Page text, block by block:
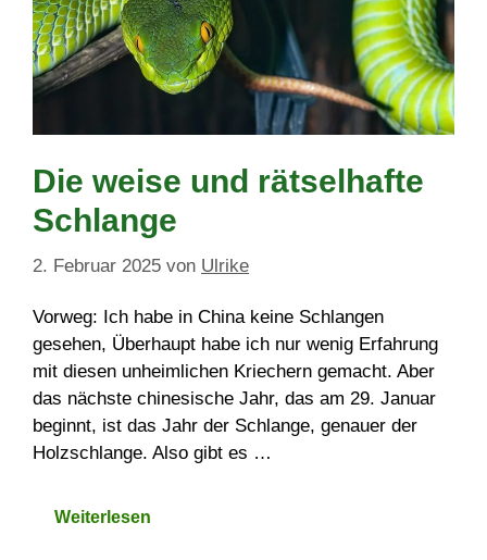
Die weise und rätselhafte
Schlange
2. Februar 2025 von Ulrike
Vorweg: Ich habe in China keine Schlangen
gesehen, Überhaupt habe ich nur wenig Erfahrung
mit diesen unheimlichen Kriechern gemacht. Aber
das nächste chinesische Jahr, das am 29. Januar
beginnt, ist das Jahr der Schlange, genauer der
Holzschlange. Also gibt es …
Weiterlesen